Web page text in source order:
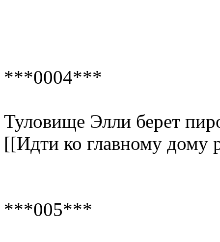
***0004***
Туловище Элли берет
[[Идти ко главному дому
***005***